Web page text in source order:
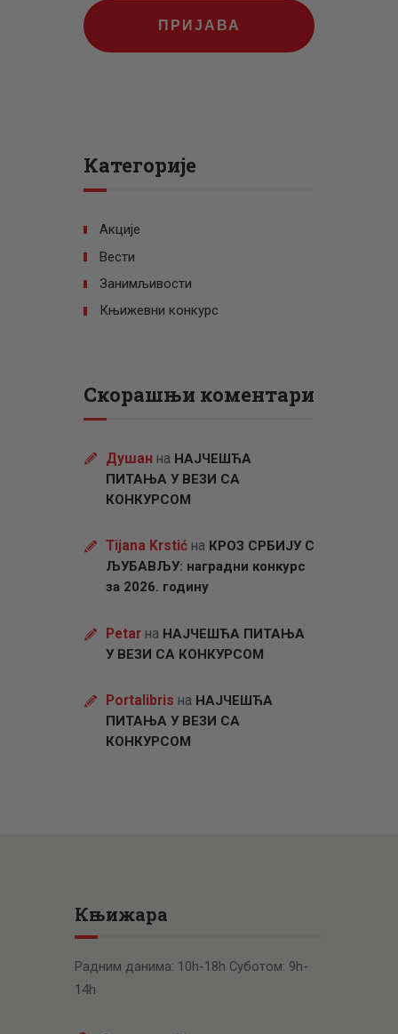
ПРИЈАВА
Категорије
Акције
Вести
Занимљивости
Књижевни конкурс
Скорашњи коментари
Душан на НАЈЧЕШЋА
ПИТАЊА У ВЕЗИ СА
КОНКУРСОМ
Tijana Krstićна КРОЗ СРБИЈУ С
ЉУБАВЉУ: наградни конкурс
за 2026. годину
Petarна НАЈЧЕШЋА ПИТАЊА
У ВЕЗИ СА КОНКУРСОМ
Portalibris на НАЈЧЕШЋА
ПИТАЊА У ВЕЗИ СА
КОНКУРСОМ
Књижара
Радним данима: 10h-18h Суботом: 9h-
14h